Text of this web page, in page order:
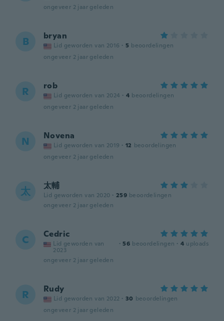
ongeveer 2 jaar geleden
B bryan
Lid geworden van 2016 · 5 beoordelingen
ongeveer 2 jaar geleden
R rob
Lid geworden van 2024 · 4 beoordelingen
ongeveer 2 jaar geleden
N Novena
Lid geworden van 2019 · 12 beoordelingen
ongeveer 2 jaar geleden
太 太輔
Lid geworden van 2020 · 259 beoordelingen
ongeveer 2 jaar geleden
C Cedric
Lid geworden van
2023
· 56 beoordelingen · 4 uploads
ongeveer 2 jaar geleden
R Rudy
Lid geworden van 2022 · 30 beoordelingen
ongeveer 2 jaar geleden